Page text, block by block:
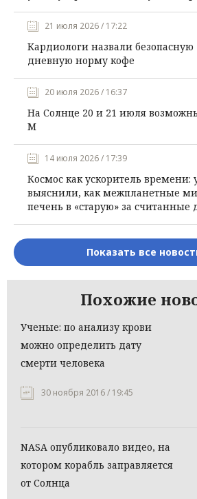
21 июля 2026 / 17:22
Кардиологи назвали безопасную
дневную норму кофе
20 июля 2026 / 16:37
На Солнце 20 и 21 июля
М
14 июля 2026 / 17:39
Космос как ускоритель времени:
выяснили, как межпланетные
печень в «старую» за считанные
Показать все
Похожие
Ученые: по анализу крови
можно определить дату
смерти человека
30 ноября 2016 / 19:45
NASA опубликовало видео, на
котором корабль заправляется
от Солнца